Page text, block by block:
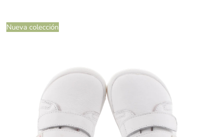
Nueva colección